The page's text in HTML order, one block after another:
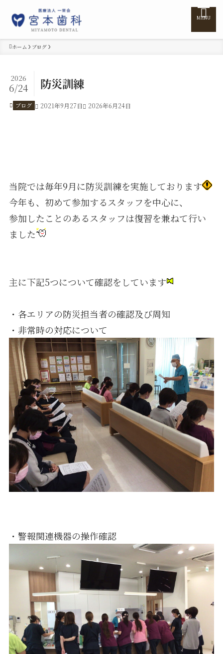
訪問診療
料金表
MENU
ホーム ブログ
防災訓練
2026
6/24
ブログ 2021年9月27日 2026年6月24日
当院では毎年9月に防災訓練を実施しております
今年も、初めて参加するスタッフを中心に、
参加したことのあるスタッフは復習を兼ねて行い
ました
主に下記5つについて確認をしています
・各エリアの防災担当者の確認及び周知
・非常時の対応について
・警報関連機器の操作確認